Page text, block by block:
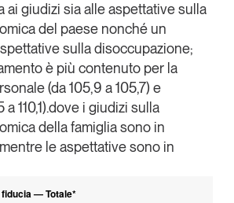
Newsletter
nella tua email
ai giudizi sia alle aspettative sulla
del paese nonché un
sulla disoccupazione;
è più contenuto per la
(da 105,9 a 105,7) e
a 110,1).dove i giudizi sulla
della famiglia sono in
le aspettative sono in
fiducia — Totale*